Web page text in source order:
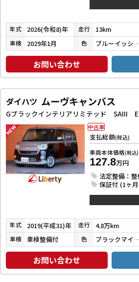
年式 2026(令和8)年 走行 13km
車検 2029年1月 色 ブルーイッシュブラックパール３
お問い合わせ
ダイハツ ムーヴキャンバス
支払総額(税込)
車両本体価格(税込)
127.8万円
法定整備：整
保証付 (1ヶ
中古車
年式 2019(平成31)年 走行 4.8万km
車検 車検整備付 色 ブラックマイカメタリック／スムースグレーマイカメタリック
お問い合わせ